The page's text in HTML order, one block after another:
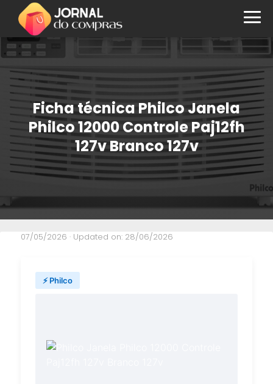
Ficha técnica Philco Janela
Philco 12000 Controle Paj12fh
127v Branco 127v
07/05/2026 · Updated on: 28/06/2026
⚡ Philco